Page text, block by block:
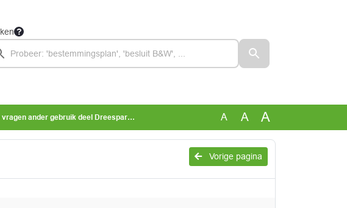
ander gebruik deel Dreespark Naaldwijk A A A
Vorige pagina